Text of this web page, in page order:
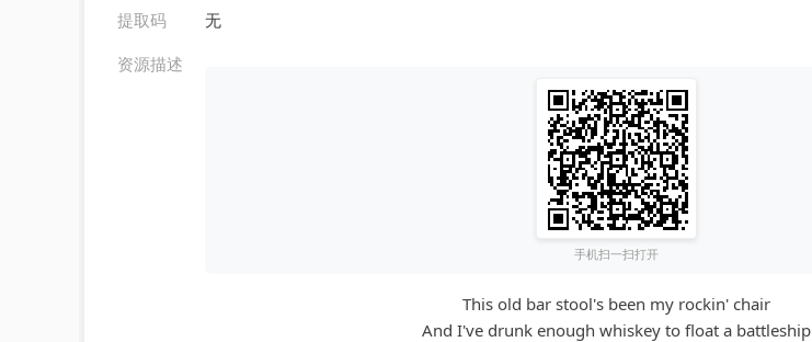
提取码
无
资源描述
手机扫一扫打开
This old bar stool's been my rockin' chair
And I've drunk enough whiskey to float a battleship